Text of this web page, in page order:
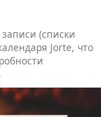
(списки
Jorte, что